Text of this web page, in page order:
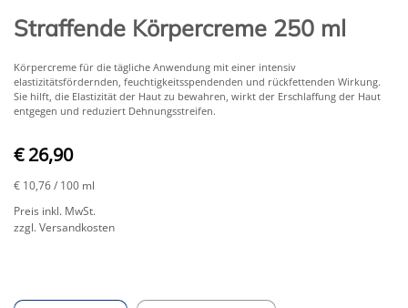
Straffende Körpercreme 250 ml
Körpercreme für die tägliche Anwendung mit einer intensiv
elastizitätsfördernden, feuchtigkeitsspendenden und rückfettenden Wirkung.
Sie hilft, die Elastizität der Haut zu bewahren, wirkt der Erschlaffung der Haut
entgegen und reduziert Dehnungsstreifen.
€ 26,90
€ 10,76/ 100 ml
Preis inkl. MwSt.
zzgl. Versandkosten